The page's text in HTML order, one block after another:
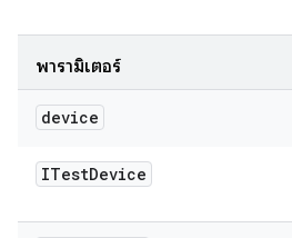
พารามิเตอร์
device
ITestDevice